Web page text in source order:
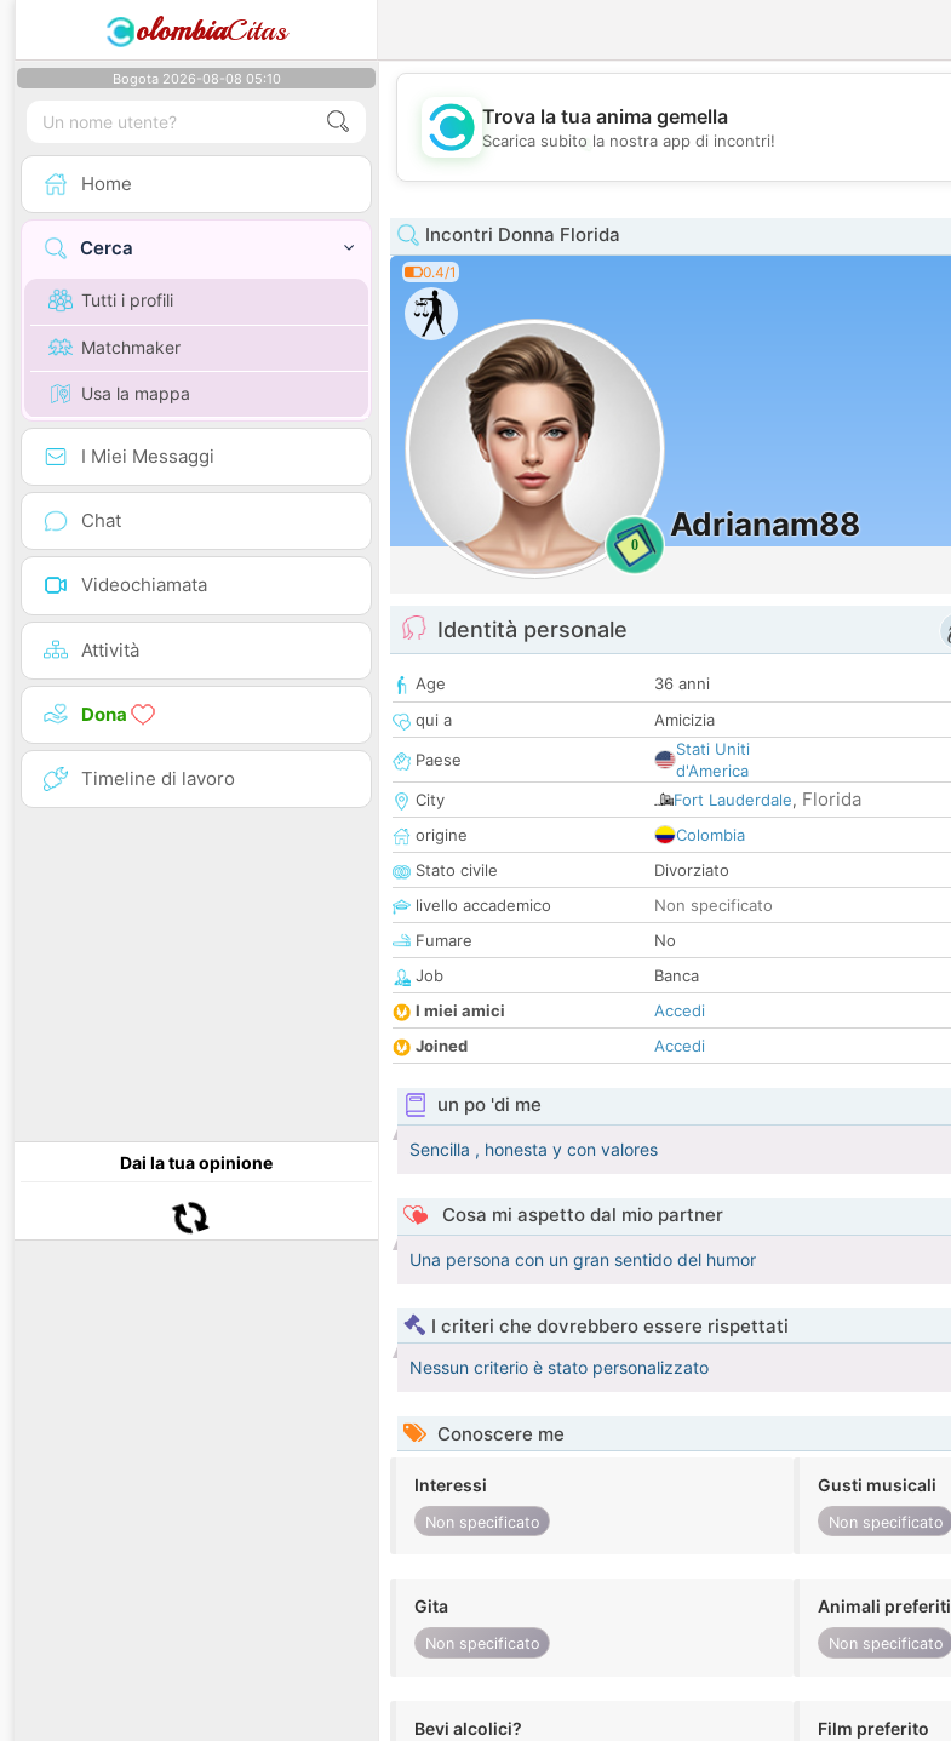
olombiaCitas
Bogota 2026-08-08 05:10
Home
Cerca
Tutti i profili
Matchmaker
Usa la mappa
I Miei Messaggi
Chat
Videochiamata
Attività
Dona
Timeline di lavoro
Dai la tua opinione
💖
Trova la tua anima gemella
Scarica subito la nostra app di incontri!
Incontri Donna Florida
0.4/1
0
Adrianam88
Identità personale
Age
36 anni
qui a
Amicizia
Paese
Stati Uniti
d'America
City
Fort Lauderdale, Florida
origine
Colombia
Stato civile
Divorziato
livello accademico
Non specificato
Fumare
No
Job
Banca
I miei amici
Accedi
Joined
Accedi
un po 'di me
Sencilla , honesta y con valores
Cosa mi aspetto dal mio partner
Una persona con un gran sentido del humor
I criteri che dovrebbero essere rispettati
Nessun criterio è stato personalizzato
Conoscere me
Interessi
Non specificato
Gusti musicali
Non specificato
Gita
Non specificato
Animali preferiti
Non specificato
Bevi alcolici? Film preferito